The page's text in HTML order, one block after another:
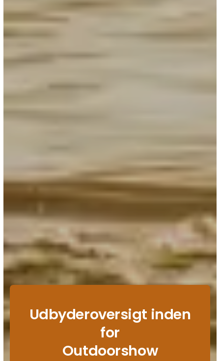
Udbyderoversigt inden
for
Outdoorshow